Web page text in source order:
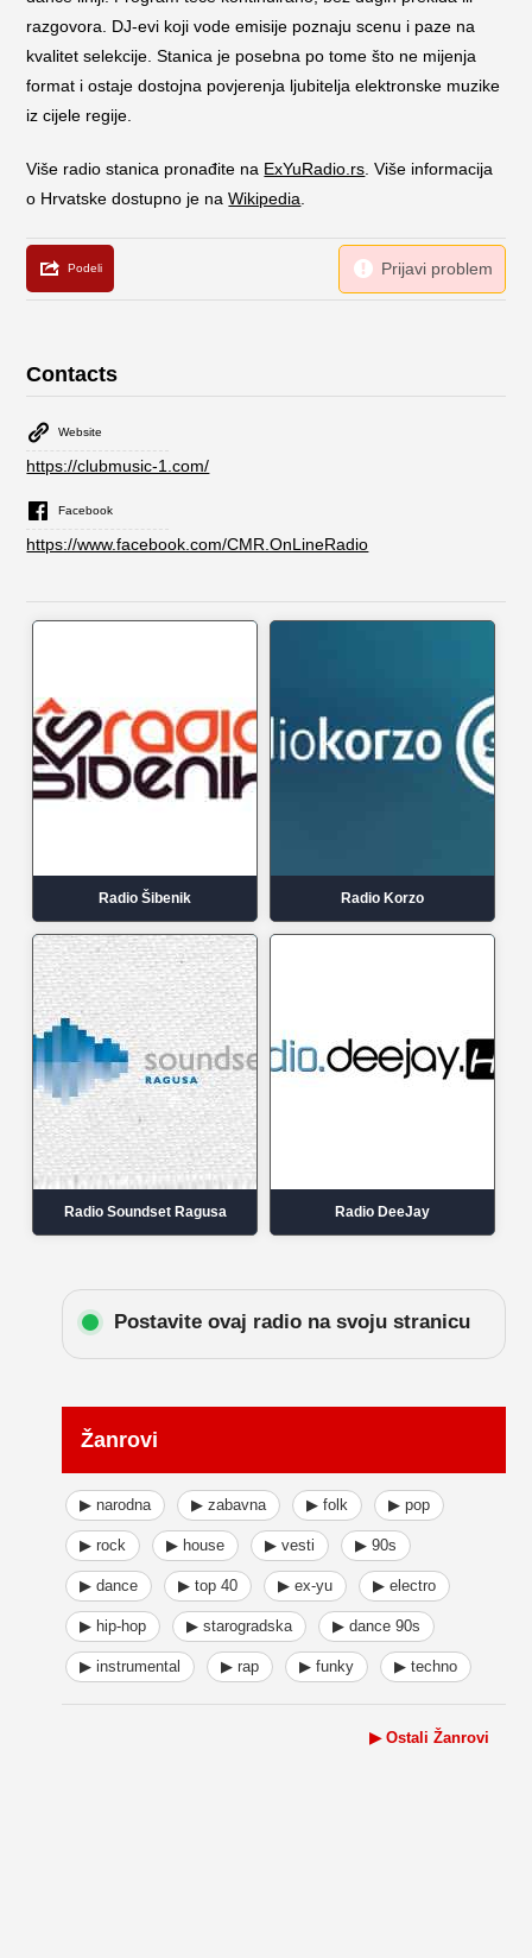
razgovora. DJ-evi koji vode emisije poznaju scenu i paze na
kvalitet selekcije. Stanica je posebna po tome što ne mijenja
format i ostaje dostojna povjerenja ljubitelja elektronske muzike
iz cijele regije.
Više radio stanica pronađite na ExYuRadio.rs . Više informacija
o Hrvatske dostupno je naWikipedia
Contacts
Website
https://clubmusic-1.com/
Facebook
https://www.facebook.com/CMR.OnLineRadio
Radio Šibenik Radio Korzo
Radio Soundset Ragusa Radio DeeJay
Postavite ovaj radio na svoju stranicu
Žanrovi
▶ narodna ▶ zabavna ▶ folk ▶ pop
▶ rock ▶ house ▶ vesti ▶ 90s
▶ dance ▶ top 40 ▶ ex-yu ▶ electro
▶ hip-hop ▶ starogradska ▶ dance 90s
▶ instrumental ▶ rap ▶ funky ▶ techno
▶ Ostali Žanrovi